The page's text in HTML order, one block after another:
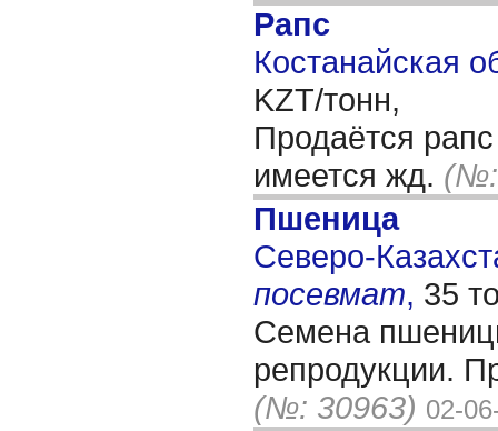
Рапс
Костанайская
KZT/тонн,
Продаётся
имеется жд. (№:
Пшеница
Северо-
посевмат, 35
Семена
репродукции.
(№: 30963) 02-